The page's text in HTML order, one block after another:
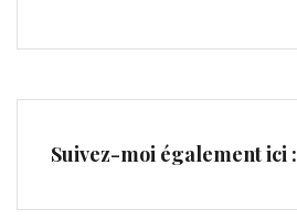
Suivez-moi également ici :